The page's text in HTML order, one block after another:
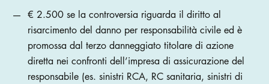
€ 2.500 se la controversia riguarda il diritto al
risarcimento del danno per responsabilità civile ed è
promossa dal terzo danneggiato titolare di azione
diretta nei confronti dell’impresa di assicurazione del
responsabile (es. sinistri RCA, RC sanitaria, sinistri di